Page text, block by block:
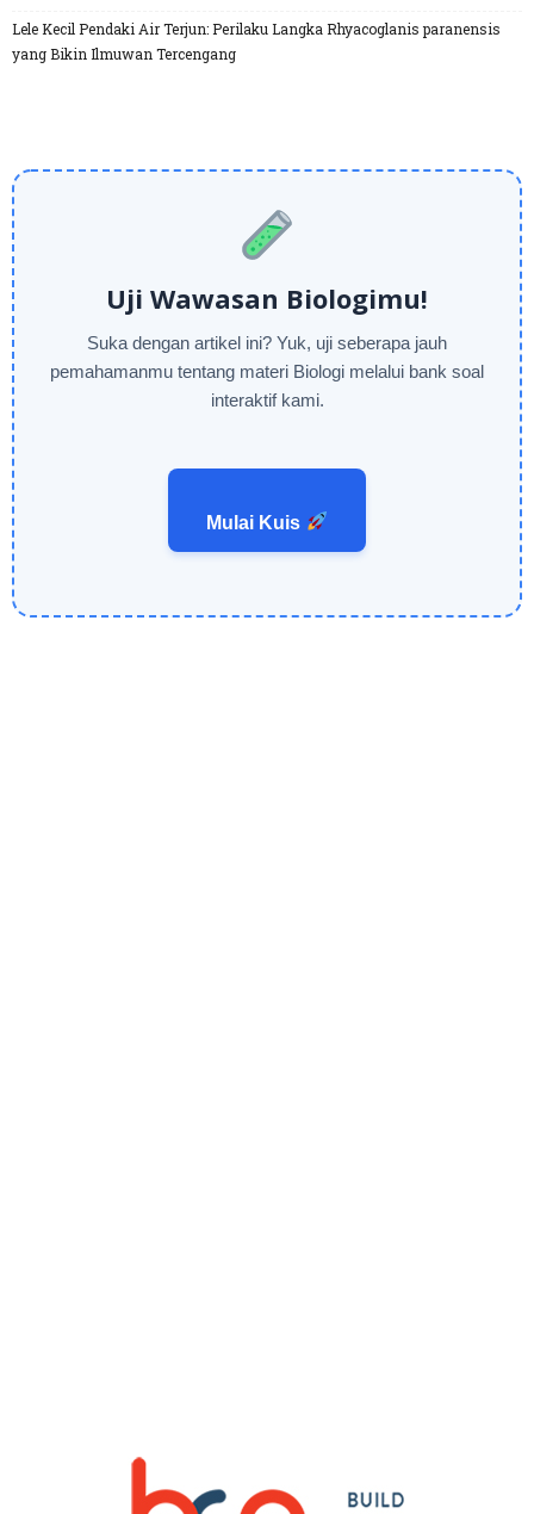
Lele Kecil Pendaki Air Terjun: Perilaku Langka Rhyacoglanis paranensis
yang Bikin Ilmuwan Tercengang
Uji Wawasan Biologimu!
Suka dengan artikel ini? Yuk, uji seberapa jauh
pemahamanmu tentang materi Biologi melalui bank soal
interaktif kami.
Mulai Kuis